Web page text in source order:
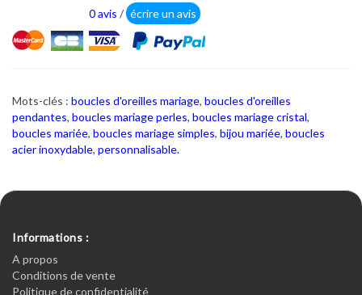
0 avis / écrire un avis
Mots-clés : boucles d'oreilles mariage, boucles d'oreilles
pendantes, boucles mariage perles, boucles mariage cristal,
boucles mariée, boucles mariage simples, bijou mariée, boucles
acier inoxydable, personnalisable.
Informations :
A propos
Conditions de vente
Politique de confidentialité